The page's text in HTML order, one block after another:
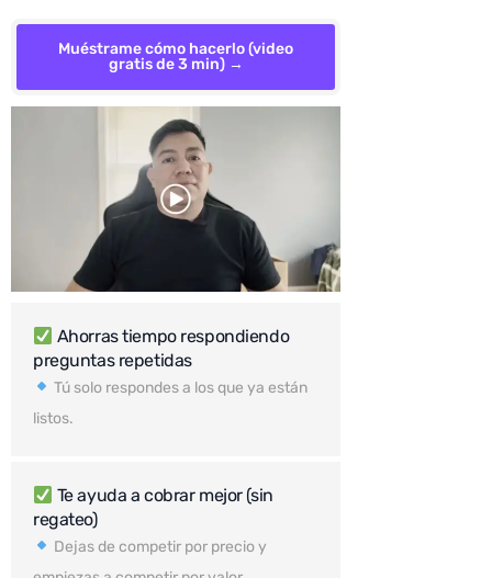
Muéstrame cómo hacerlo (video
gratis de 3 min) →
Ahorras tiempo respondiendo
preguntas repetidas
Tú solo respondes a los que ya están
listos.
Te ayuda a cobrar mejor (sin
regateo)
Dejas de competir por precio y